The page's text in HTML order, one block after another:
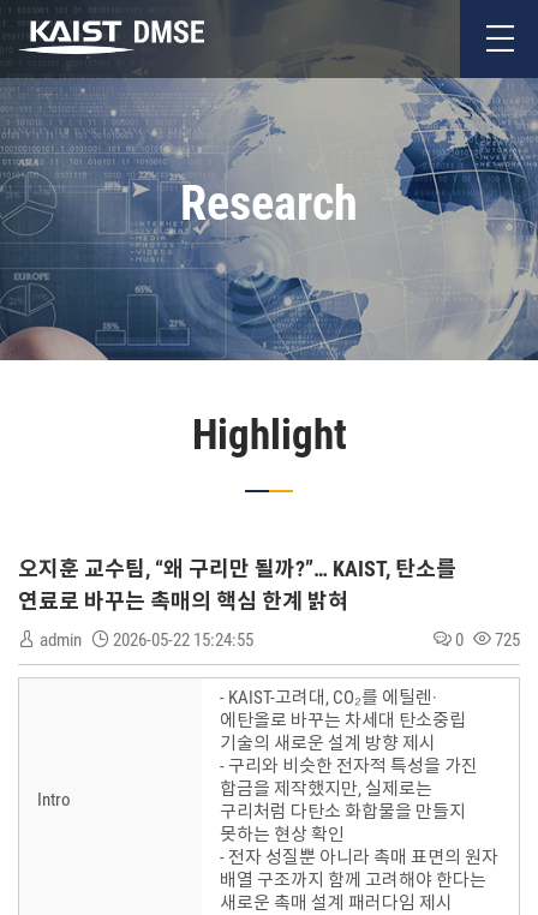
Research
Highlight
오지훈 교수팀, “왜 구리만 될까?”… KAIST, 탄소를
연료로 바꾸는 촉매의 핵심 한계 밝혀​
admin 2026-05-22 15:24:55 0 725
Intro
- KAIST-고려대, CO₂를 에틸렌·
에탄올로 바꾸는 차세대 탄소중립
기술의 새로운 설계 방향 제시
- 구리와 비슷한 전자적 특성을 가진
합금을 제작했지만, 실제로는
구리처럼 다탄소 화합물을 만들지
못하는 현상 확인
- 전자 성질뿐 아니라 촉매 표면의 원자
배열 구조까지 함께 고려해야 한다는
새로운 촉매 설계 패러다임 제시